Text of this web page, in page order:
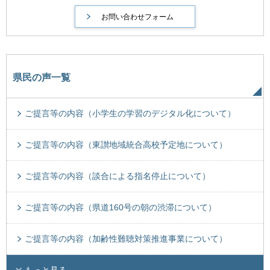
県民の声一覧
ご提言等の内容（小学生の学習のデジタル化について）
ご提言等の内容（東讃地域統合高校予定地について）
ご提言等の内容（談合による指名停止について）
ご提言等の内容（県道160号の朝の渋滞について）
ご提言等の内容（加齢性難聴対策推進事業について）